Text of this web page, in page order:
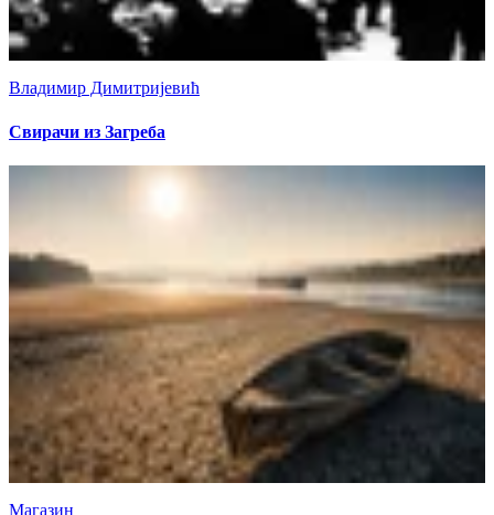
Владимир Димитријевић
Свирачи из Загреба
Магазин